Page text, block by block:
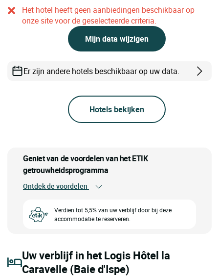
Het hotel heeft geen aanbiedingen beschikbaar op
onze site voor de geselecteerde criteria.
Mijn data wijzigen
Er zijn andere hotels beschikbaar op uw data.
Hotels bekijken
Geniet van de voordelen van het ETIK
getrouwheidsprogramma
Ontdek de voordelen
Verdien tot 5,5% van uw verblijf door bij deze
accommodatie te reserveren.
Uw verblijf in het Logis Hôtel la
Caravelle (Baie d'Ispe)